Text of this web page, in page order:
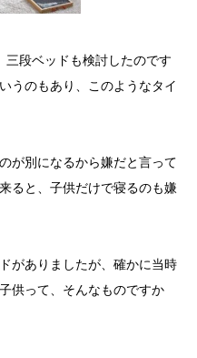
段ベッドも検討したのです
うのもあり、このようなタイ
が別になるから嫌だと言って
ると、子供だけで寝るのも嫌
がありましたが、確かに当時
供って、そんなものですか